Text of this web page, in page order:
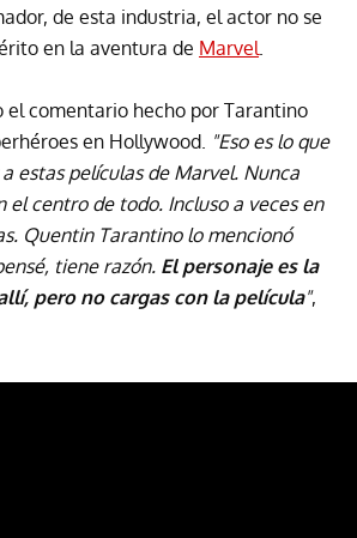
de esta industria, el actor no se
en la aventura de Marvel.
el comentario hecho por Tarantino
en Hollywood. "Eso es lo que
estas películas de Marvel. Nunca
el centro de todo. Incluso a veces en
Quentin Tarantino lo mencionó
tiene razón. El personaje es la
pero no cargas con la película",